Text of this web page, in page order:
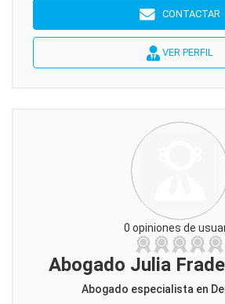
CONTACTAR
VER PERFIL
0 opiniones de
Abogado Julia
Abogado especialista en